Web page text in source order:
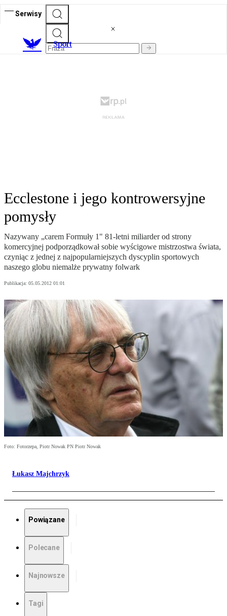
Serwisy
Sport
Ecclestone i jego kontrowersyjne
pomysły
Nazywany „carem Formuły 1" 81-letni miliarder od strony
komercyjnej podporządkował sobie wyścigowe mistrzostwa świata,
czyniąc z jednej z najpopularniejszych dyscyplin sportowych
naszego globu niemalże prywatny folwark
Publikacja: 05.05.2012 01:01
Foto: Fotorzepa, Piotr Nowak PN Piotr Nowak
Łukasz Majchrzyk
Powiązane
Polecane
Najnowsze
Tagi